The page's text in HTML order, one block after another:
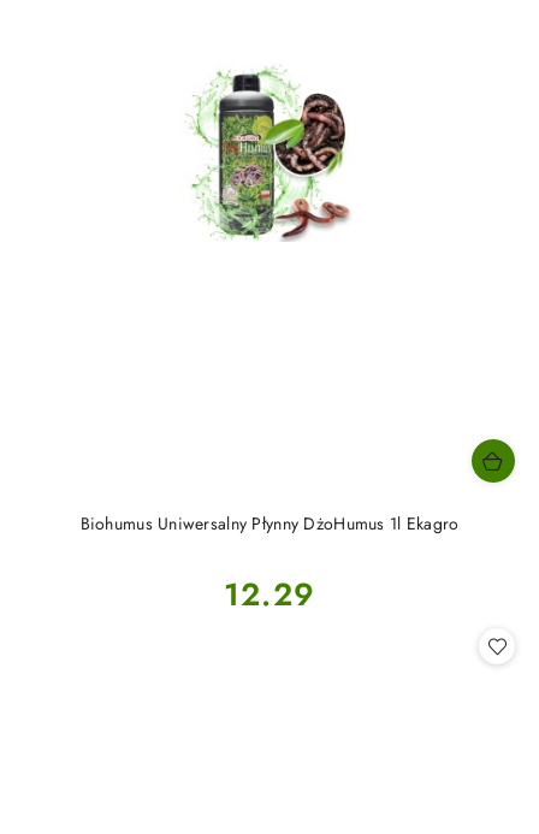
Biohumus Uniwersalny Płynny DżoHumus 1l Ekagro
Cena:
12.29